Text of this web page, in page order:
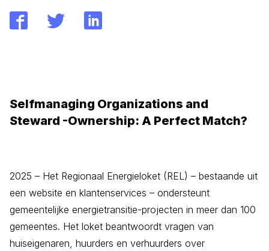
Selfmanaging Organizations and
Steward -Ownership: A Perfect Match?
2025 – Het Regionaal Energieloket (REL) – bestaande uit
een website en klantenservices – ondersteunt
gemeentelijke energietransitie-projecten in meer dan 100
gemeentes. Het loket beantwoordt vragen van
huiseigenaren, huurders en verhuurders over